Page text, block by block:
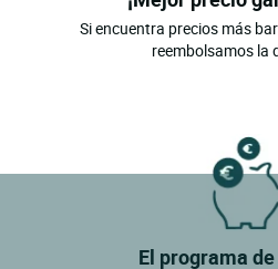
Saint Jean De Matha
Sainte Emelie De L Energie
Si encuentra precios más
reembolsamos la
El programa